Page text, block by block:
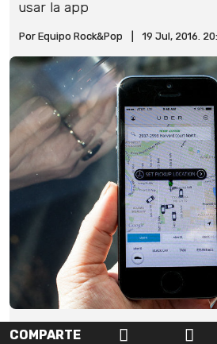
usar la app
Por Equipo Rock&Pop 19 Jul, 2016.
COMPARTE